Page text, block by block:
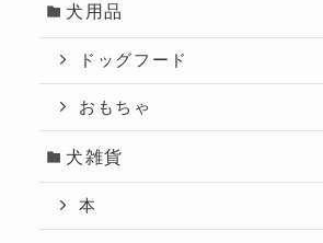
犬用品
ドッグフード
おもちゃ
犬雑貨
本